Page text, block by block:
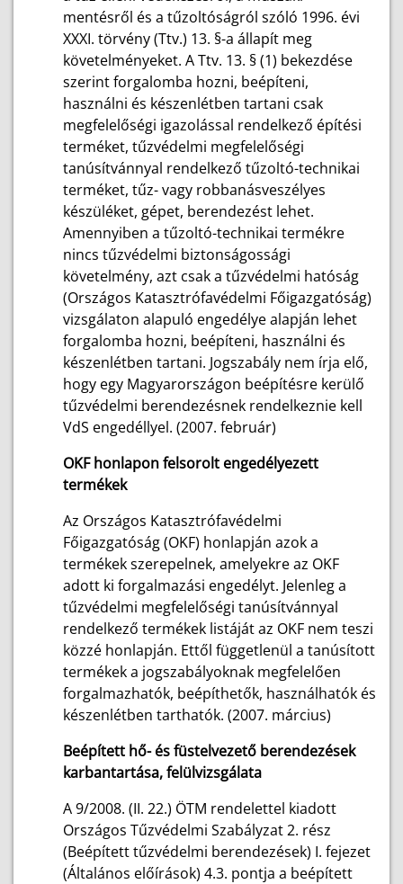
mentésről és a tűzoltóságról szóló 1996. évi
XXXI. törvény (Ttv.) 13. §-a állapít meg
követelményeket. A Ttv. 13. § (1) bekezdése
szerint forgalomba hozni, beépíteni,
használni és készenlétben tartani csak
megfelelőségi igazolással rendelkező építési
terméket, tűzvédelmi megfelelőségi
tanúsítvánnyal rendelkező tűzoltó-technikai
terméket, tűz- vagy robbanásveszélyes
készüléket, gépet, berendezést lehet.
Amennyiben a tűzoltó-technikai termékre
nincs tűzvédelmi biztonságossági
követelmény, azt csak a tűzvédelmi hatóság
(Országos Katasztrófavédelmi Főigazgatóság)
vizsgálaton alapuló engedélye alapján lehet
forgalomba hozni, beépíteni, használni és
készenlétben tartani. Jogszabály nem írja elő,
hogy egy Magyarországon beépítésre kerülő
tűzvédelmi berendezésnek rendelkeznie kell
VdS engedéllyel. (2007. február)
OKF honlapon felsorolt engedélyezett
termékek
Az Országos Katasztrófavédelmi
Főigazgatóság (OKF) honlapján azok a
termékek szerepelnek, amelyekre az OKF
adott ki forgalmazási engedélyt. Jelenleg a
tűzvédelmi megfelelőségi tanúsítvánnyal
rendelkező termékek listáját az OKF nem teszi
közzé honlapján. Ettől függetlenül a tanúsított
termékek a jogszabályoknak megfelelően
forgalmazhatók, beépíthetők, használhatók és
készenlétben tarthatók. (2007. március)
Beépített hő- és füstelvezető berendezések
karbantartása, felülvizsgálata
A 9/2008. (II. 22.) ÖTM rendelettel kiadott
Országos Tűzvédelmi Szabályzat 2. rész
(Beépített tűzvédelmi berendezések) I. fejezet
(Általános előírások) 4.3. pontja a beépített